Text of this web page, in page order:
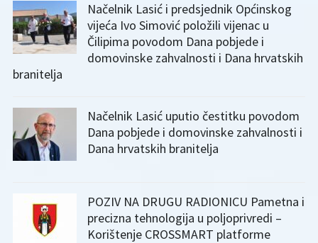
Načelnik Lasić i predsjednik Općinskog
vijeća Ivo Simović položili vijenac u
Čilipima povodom Dana pobjede i
domovinske zahvalnosti i Dana hrvatskih
branitelja
Načelnik Lasić uputio čestitku povodom
Dana pobjede i domovinske zahvalnosti i
Dana hrvatskih branitelja
POZIV NA DRUGU RADIONICU Pametna i
precizna tehnologija u poljoprivredi –
Korištenje CROSSMART platforme